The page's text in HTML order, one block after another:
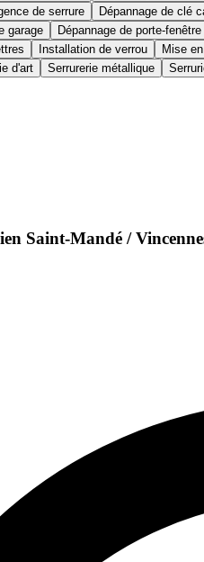
de serrure Dépannage de clé
garage Dépannage de porte-fenêtre
Installation de verrou Mise
d'art Serrurerie métallique
Saint-Mandé /